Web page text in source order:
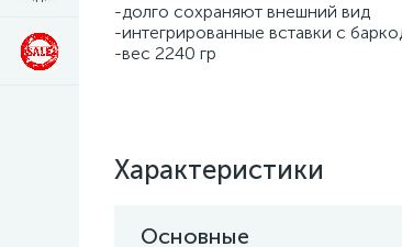
-долго сохраняют внешний вид
-интегрированные вставки с
-вес 2240 гр
Характеристики
Основные